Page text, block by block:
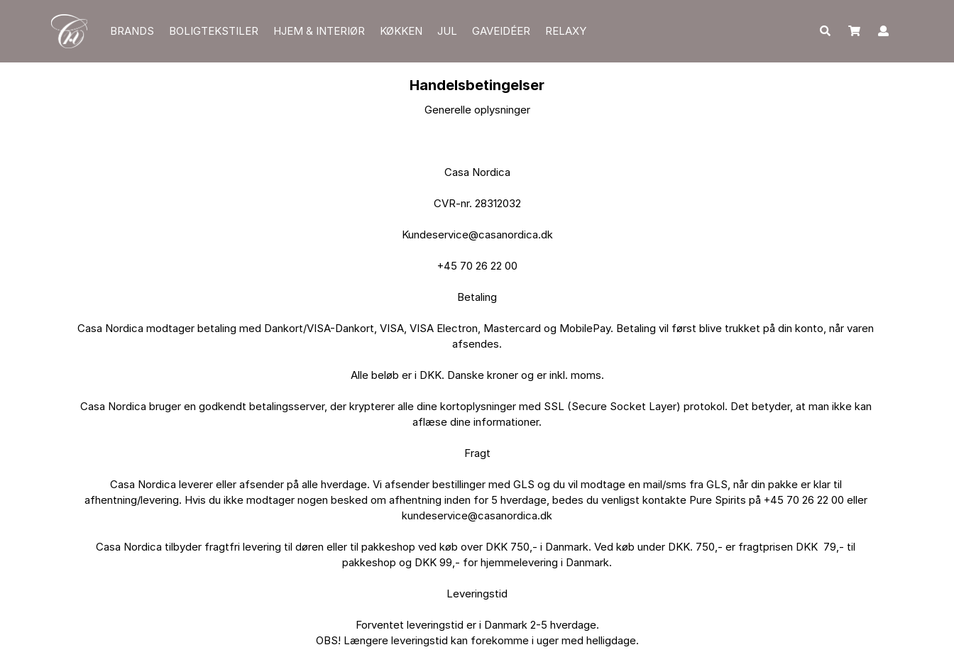
BRANDS BOLIGTEKSTILER HJEM & INTERIØR KØKKEN JUL GAVEIDÉER RELAXY
Handelsbetingelser
Generelle oplysninger
Casa Nordica
CVR-nr. 28312032
Kundeservice@casanordica.dk
+45 70 26 22 00
Betaling
Casa Nordica modtager betaling med Dankort/VISA-Dankort, VISA, VISA Electron, Mastercard og MobilePay. Betaling vil først blive trukket på din konto, når varen
afsendes.
Alle beløb er i DKK. Danske kroner og er inkl. moms.
Casa Nordica bruger en godkendt betalingsserver, der krypterer alle dine kortoplysninger med SSL (Secure Socket Layer) protokol. Det betyder, at man ikke kan
aflæse dine informationer.
Fragt
Casa Nordica leverer eller afsender på alle hverdage. Vi afsender bestillinger med GLS og du vil modtage en mail/sms fra GLS, når din pakke er klar til
afhentning/levering. Hvis du ikke modtager nogen besked om afhentning inden for 5 hverdage, bedes du venligst kontakte Pure Spirits på +45 70 26 22 00 eller
kundeservice@casanordica.dk
Casa Nordica tilbyder fragtfri levering til døren eller til pakkeshop ved køb over DKK 750,- i Danmark. Ved køb under DKK. 750,- er fragtprisen DKK  79,- til
pakkeshop og DKK 99,- for hjemmelevering i Danmark.
Leveringstid
Forventet leveringstid er i Danmark 2-5 hverdage.
OBS! Længere leveringstid kan forekomme i uger med helligdage.